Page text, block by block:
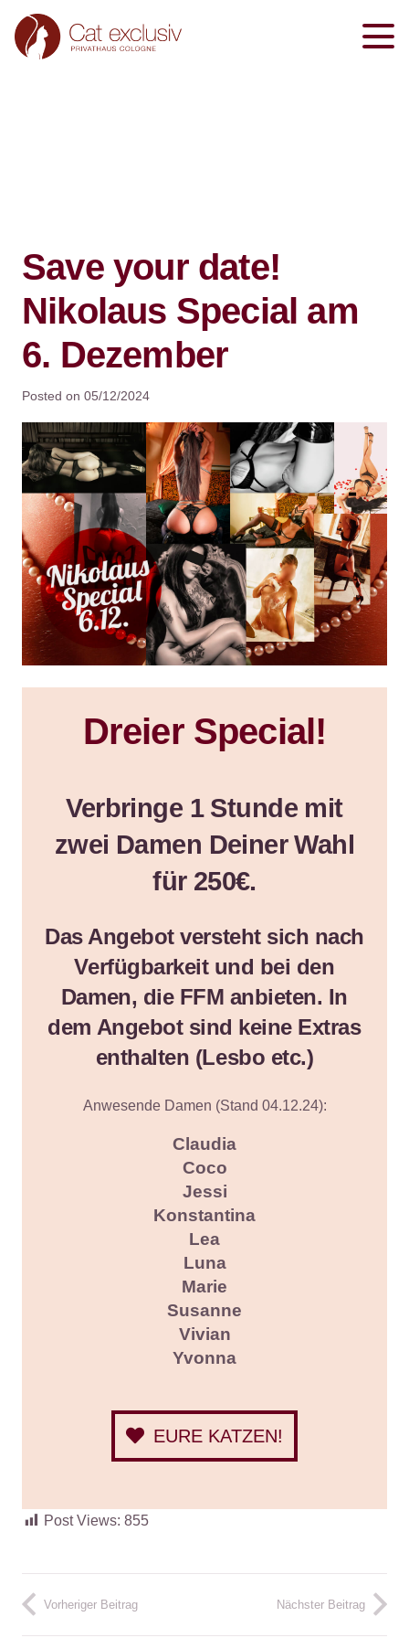
Save your date!
Nikolaus Special am
6. Dezember
Posted on 05/12/2024
Dreier Special!
Verbringe 1 Stunde mit
zwei Damen Deiner Wahl
für 250€.
Das Angebot versteht sich nach
Verfügbarkeit und bei den
Damen, die FFM anbieten. In
dem Angebot sind keine Extras
enthalten (Lesbo etc.)
Anwesende Damen (Stand 04.12.24):
Claudia
Coco
Jessi
Konstantina
Lea
Luna
Marie
Susanne
Vivian
Yvonna
EURE KATZEN!
Post Views: 855
Vorheriger Beitrag Nächster Beitrag